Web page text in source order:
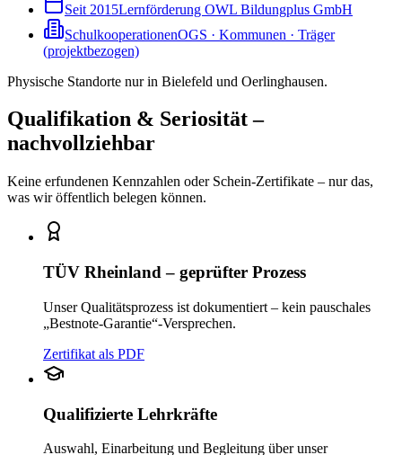
Seit 2015Lernförderung OWL Bildungplus GmbH
SchulkooperationenOGS · Kommunen · Träger
(projektbezogen)
Physische Standorte nur in Bielefeld und Oerlinghausen.
Qualifikation & Seriosität –
nachvollziehbar
Keine erfundenen Kennzahlen oder Schein-Zertifikate – nur das,
was wir öffentlich belegen können.
TÜV Rheinland – geprüfter Prozess
Unser Qualitätsprozess ist dokumentiert – kein pauschales
„Bestnote-Garantie“-Versprechen.
Zertifikat als PDF
Qualifizierte Lehrkräfte
Auswahl, Einarbeitung und Begleitung über unser